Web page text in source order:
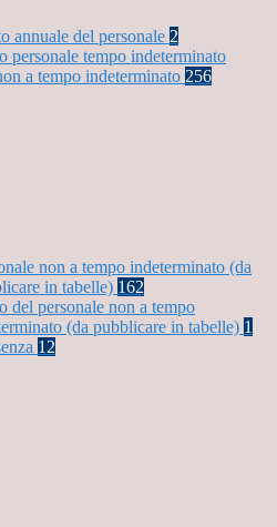
annuale del personale 2
personale tempo indeterminato
a tempo indeterminato 256
non a tempo indeterminato (da
in tabelle) 162
del personale non a tempo
(da pubblicare in tabelle) 1
12